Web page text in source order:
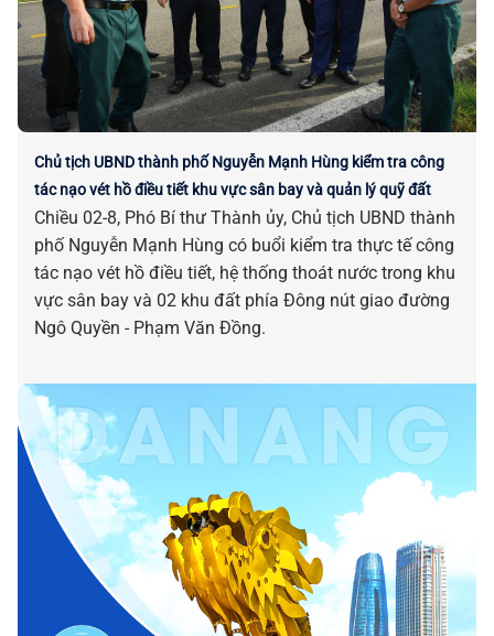
Chủ tịch UBND thành phố Nguyễn Mạnh Hùng kiểm tra công
tác nạo vét hồ điều tiết khu vực sân bay và quản lý quỹ đất
Chiều 02-8, Phó Bí thư Thành ủy, Chủ tịch UBND thành
phố Nguyễn Mạnh Hùng có buổi kiểm tra thực tế công
tác nạo vét hồ điều tiết, hệ thống thoát nước trong khu
vực sân bay và 02 khu đất phía Đông nút giao đường
Ngô Quyền - Phạm Văn Đồng.